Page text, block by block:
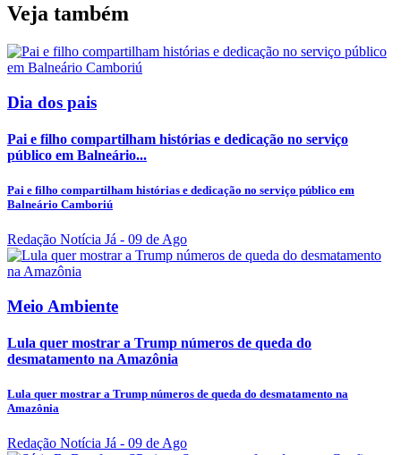
Veja também
Dia dos pais
Pai e filho compartilham histórias e dedicação no serviço
público em Balneário...
Pai e filho compartilham histórias e dedicação no serviço público em
Balneário Camboriú
Redação Notícia Já - 09 de Ago
Meio Ambiente
Lula quer mostrar a Trump números de queda do
desmatamento na Amazônia
Lula quer mostrar a Trump números de queda do desmatamento na
Amazônia
Redação Notícia Já - 09 de Ago